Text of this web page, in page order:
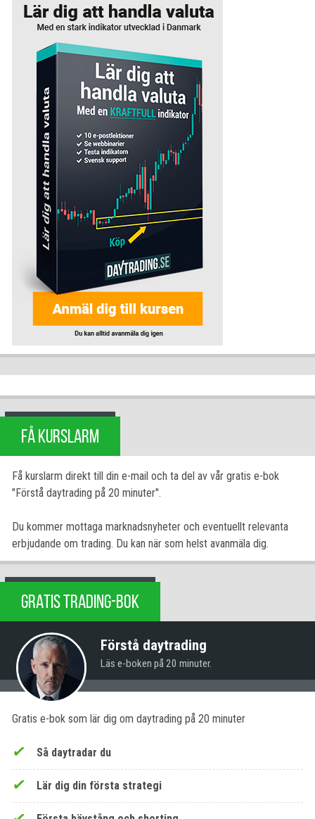
FÅ KURSLARM
Få kurslarm direkt till din e-mail och ta del av vår gratis e-bok
"Förstå daytrading på 20 minuter".
Du kommer mottaga marknadsnyheter och eventuellt relevanta
erbjudande om trading. Du kan när som helst avanmäla dig.
GRATIS TRADING-BOK
Förstå daytrading
Läs e-boken på 20 minuter.
Gratis e-bok som lär dig om daytrading på 20 minuter
Så daytradar du
Lär dig din första strategi